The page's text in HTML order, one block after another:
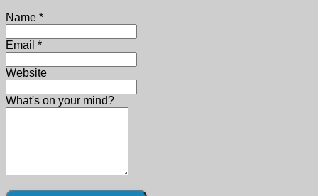
Name *
Email *
Website
What's on your mind?